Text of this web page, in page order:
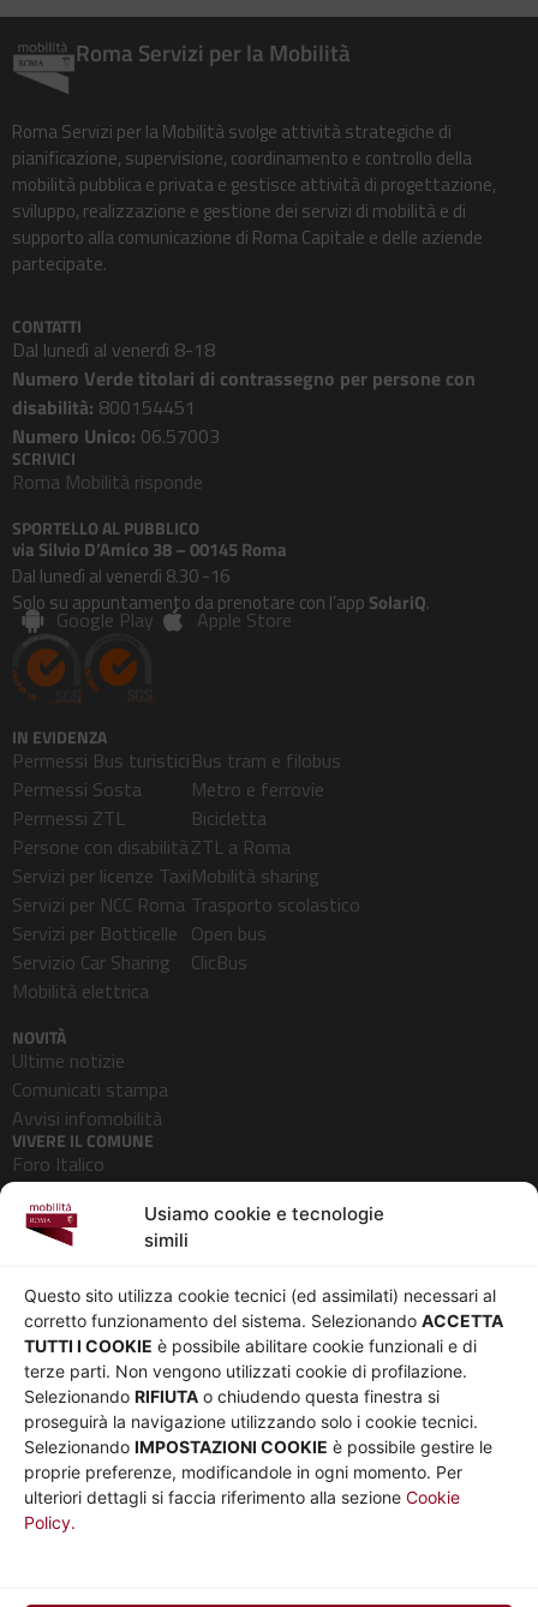
Usiamo cookie e tecnologie
simili
Questo sito utilizza cookie tecnici (ed assimilati) necessari al
corretto funzionamento del sistema. Selezionando ACCETTA
TUTTI I COOKIE è possibile abilitare cookie funzionali e di
terze parti. Non vengono utilizzati cookie di profilazione.
Selezionando RIFIUTA o chiudendo questa finestra si
proseguirà la navigazione utilizzando solo i cookie tecnici.
Selezionando IMPOSTAZIONI COOKIE è possibile gestire le
proprie preferenze, modificandole in ogni momento. Per
ulteriori dettagli si faccia riferimento alla sezione Cookie
Policy.
Roma Servizi per la Mobilità
Roma Servizi per la Mobilità svolge attività strategiche di
pianificazione, supervisione, coordinamento e controllo della
mobilità pubblica e privata e gestisce attività di progettazione,
sviluppo, realizzazione e gestione dei servizi di mobilità e di
supporto alla comunicazione di Roma Capitale e delle aziende
partecipate.
CONTATTI
Dal lunedì al venerdì 8-18
Numero Verde titolari di contrassegno per persone con
disabilità: 800154451
Numero Unico: 06.57003
SCRIVICI
Roma Mobilità risponde
SPORTELLO AL PUBBLICO
via Silvio D’Amico 38 – 00145 Roma
Dal lunedì al venerdì 8.30 -16
Solo su appuntamento da prenotare con l’app SolariQ.
Google Play Apple Store
IN EVIDENZA
Permessi Bus turistici
Permessi Sosta
Permessi ZTL
Persone con disabilità
Servizi per licenze Taxi
Servizi per NCC Roma
Servizi per Botticelle
Servizio Car Sharing
Mobilità elettrica
Bus tram e filobus
Metro e ferrovie
Bicicletta
ZTL a Roma
Mobilità sharing
Trasporto scolastico
Open bus
ClicBus
NOVITÀ
Ultime notizie
Comunicati stampa
Avvisi infomobilità
VIVERE IL COMUNE
Foro Italico
Pedonalizzazioni
Aeroporti
Chi siamo
Governance
Whistleblowing
Co-Marketing
Social media policy
Informativa Cookie
Informativa Sito web e
social media
Privacy
Parità di genere
Amministrazione
trasparente
Bandi e gare
Note legali
UTILITÀ